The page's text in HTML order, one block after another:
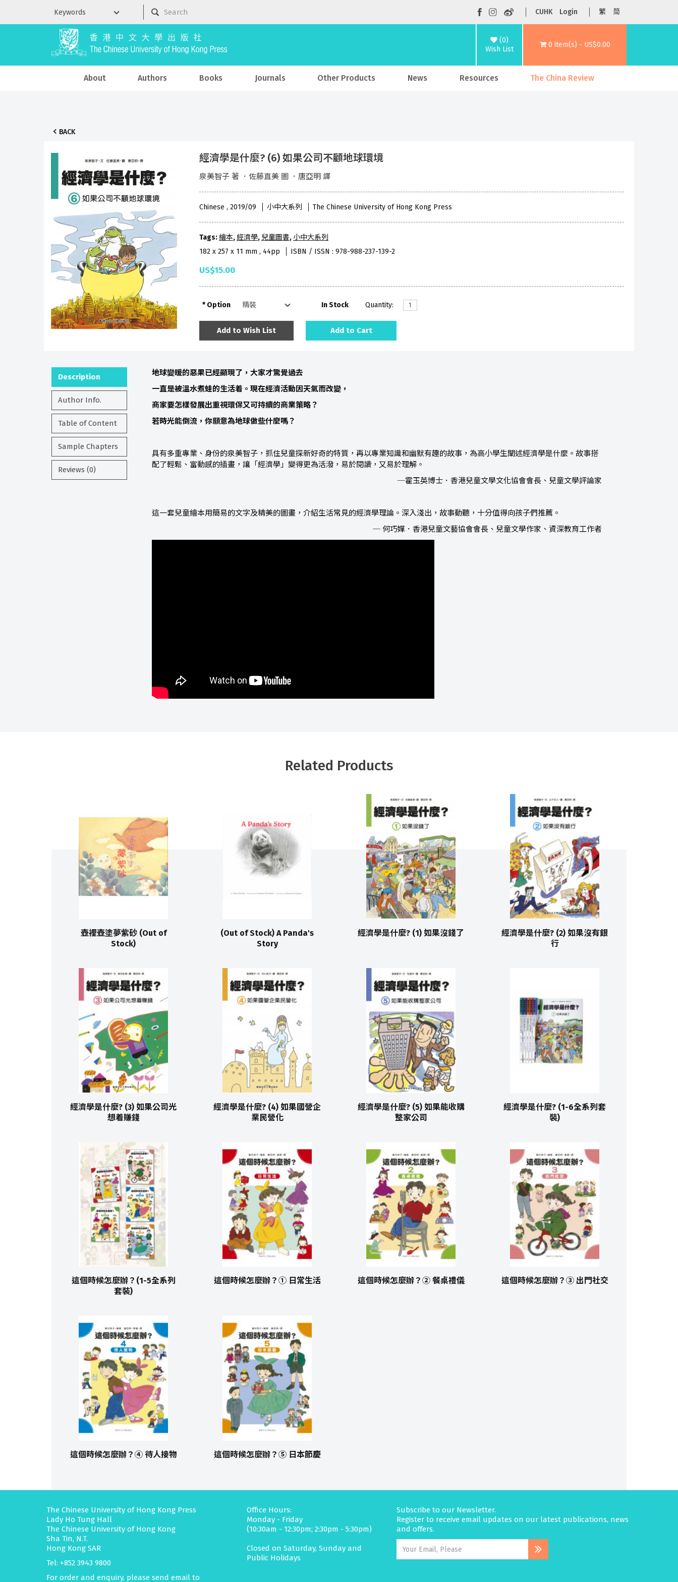
CUHK Login 繁 简
(0)
Wish List
0 item(s) - US$0.00
About Authors Books Journals Other Products News Resources The China Review
BACK
經濟學是什麼? (6) 如果公司不顧地球環境
泉美智子 著 ．佐藤直美 圖 ．唐亞明 譯
Chinese , 2019/09 小中大系列 The Chinese University of Hong Kong Press
Tags:繪本,經濟學, 兒童圖書, 小中大系列
182 x 257 x 11 mm , 44pp
ISBN / ISSN : 978-988-237-139-2
US$15.00
Option In Stock Quantity:
Add to Wish List Add to Cart
Description
Author Info.
Table of Content
Sample Chapters
Reviews (0)
地球變暖的惡果已經顯現了，大家才驚覺過去
一直是被溫水煮蛙的生活着。現在經濟活動因天氣而改變，
商家要怎樣發展出重視環保又可持續的商業策略？
若時光能倒流，你願意為地球做些什麼嗎？
具有多重專業、身份的泉美智子，抓住兒童探新好奇的特質，再以專業知識和幽默有趣的故事，為高小學生闡述經濟學是什麼。故事搭
配了輕鬆、富動感的插畫，讓「經濟學」變得更為活潑，易於閱讀，又易於理解。
─霍玉英博士．香港兒童文學文化協會會長、兒童文學評論家
這一套兒童繪本用簡易的文字及精美的圖畫，介紹生活常見的經濟學理論。深入淺出，故事動聽，十分值得向孩子們推薦。
─ 何巧嬋．香港兒童文藝協會會長、兒童文學作家、資深教育工作者
Related Products
壺裡壺塗夢紫砂 (Out of
Stock)
(Out of Stock) A Panda's
Story
經濟學是什麼? (1) 如果沒錢了
經濟學是什麼? (2) 如果沒有銀
行
經濟學是什麼? (3) 如果公司光
想着賺錢
經濟學是什麼? (4) 如果國營企
業民營化
經濟學是什麼? (5) 如果能收購
整家公司
經濟學是什麼? (1-6全系列套
裝)
這個時候怎麼辦？(1-5全系列
套裝)
這個時候怎麼辦？① 日常生活 這個時候怎麼辦？② 餐桌禮儀 這個時候怎麼辦？③ 出門社交
這個時候怎麼辦？④ 待人接物 這個時候怎麼辦？⑤ 日本節慶
The Chinese University of Hong Kong Press
Lady Ho Tung Hall
The Chinese University of Hong Kong
Sha Tin, N.T.
Hong Kong SAR
Tel: +852 3943 9800
For order and enquiry, please send email to
Office Hours:
Monday - Friday
(10:30am - 12:30pm; 2:30pm - 5:30pm)
Closed on Saturday, Sunday and
Public Holidays
Subscribe to our Newsletter.
Register to receive email updates on our latest publications, news
and offers.